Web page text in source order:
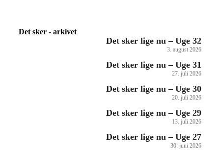
Det sker - arkivet
Det sker lige nu – Uge 32
3. august 2026
Det sker lige nu – Uge 31
27. juli 2026
Det sker lige nu – Uge 30
20. juli 2026
Det sker lige nu – Uge 29
13. juli 2026
Det sker lige nu – Uge 27
30. juni 2026